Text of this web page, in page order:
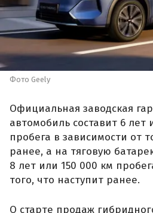
Фото Geely
Официальная заводская
автомобиль составит 6 лет
пробега в зависимости от
ранее, а на тяговую
8 лет или 150 000 км
того, что наступит ранее.
О старте продаж